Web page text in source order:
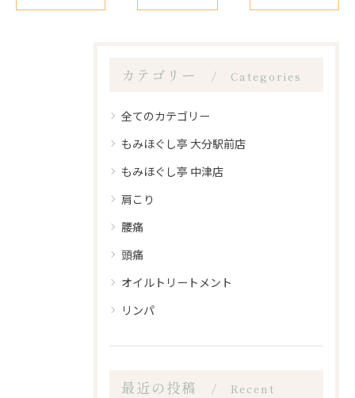
カテゴリー Categories
全てのカテゴリー
もみほぐし亭 大分駅前店
もみほぐし亭 中津店
肩こり
腰痛
頭痛
オイルトリートメント
リンパ
最近の投稿
Recent